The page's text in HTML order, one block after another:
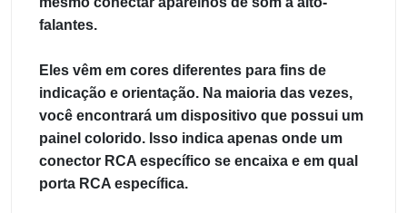
falantes.
Eles vêm em cores diferentes para fins de
indicação e orientação. Na maioria das vezes,
você encontrará um dispositivo que possui um
painel colorido. Isso indica apenas onde um
conector RCA específico se encaixa e em qual
porta RCA específica.